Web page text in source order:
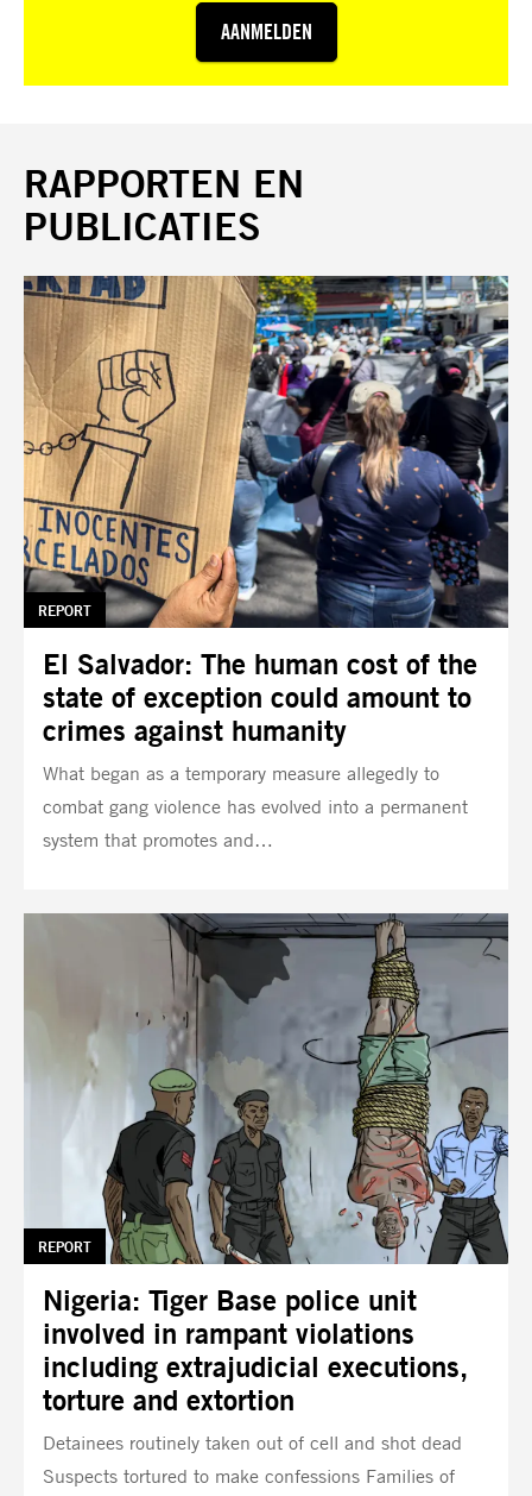
AANMELDEN
RAPPORTEN EN
PUBLICATIES
El Salvador: The human cost of the
state of exception could amount to
crimes against humanity
TAG:
REPORT
What began as a temporary measure allegedly to
combat gang violence has evolved into a permanent
system that promotes and…
Nigeria: Tiger Base police unit
involved in rampant violations
including extrajudicial executions,
torture and extortion
TAG:
REPORT
Detainees routinely taken out of cell and shot dead
Suspects tortured to make confessions Families of